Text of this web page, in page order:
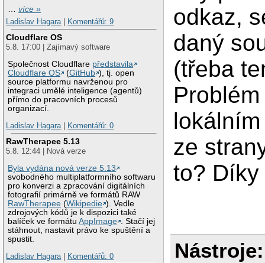
…více »
Ladislav Hagara| Komentářů: 9
Cloudflare OS
5.8. 17:00 | Zajímavý software
Společnost Cloudflare představila
Cloudflare OS
(GitHub ), tj. open
source platformu navrženou pro
integraci umělé inteligence (agentů)
přímo do pracovních procesů
organizací.
Ladislav Hagara| Komentářů: 0
RawTherapee 5.13
5.8. 12:44 | Nová verze
Byla vydána nová verze 5.13
svobodného multiplatformního softwaru
pro konverzi a zpracování digitálních
fotografií primárně ve formátů RAW
RawTherapee (Wikipedie ). Vedle
zdrojových kódů je k dispozici také
balíček ve formátuAppImage
. Stačí jej
stáhnout, nastavit právo ke spuštění a
spustit.
Ladislav Hagara| Komentářů: 0
odkaz,
daný
(třeba
ze
to? Díky
Nástroje: